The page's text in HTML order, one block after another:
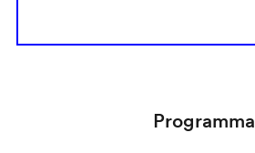
Programma